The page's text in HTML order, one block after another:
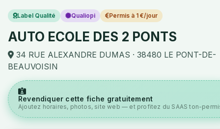
Label Qualité Qualiopi Permis à 1 €/jour
AUTO ECOLE DES 2 PONTS
34 RUE ALEXANDRE DUMAS · 38480 LE PONT-DE-
BEAUVOISIN
Revendiquer cette fiche gratuitement
Ajoutez horaires, photos, site web — et profitez du SAAS ton-